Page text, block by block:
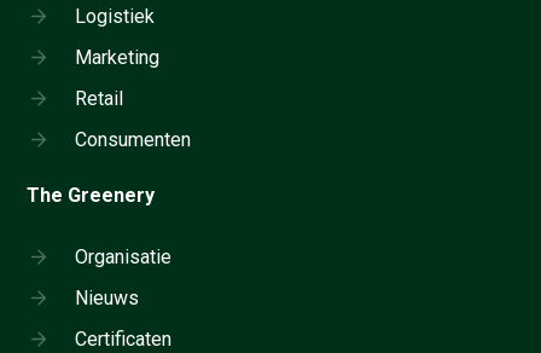
Logistiek
Marketing
Retail
Consumenten
The Greenery
Organisatie
Nieuws
Certificaten